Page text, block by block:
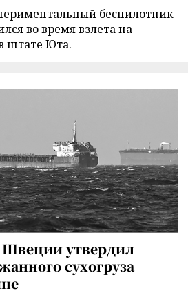
беспилотник
во время взлета на
штате Юта.
утвердил
сухогруза